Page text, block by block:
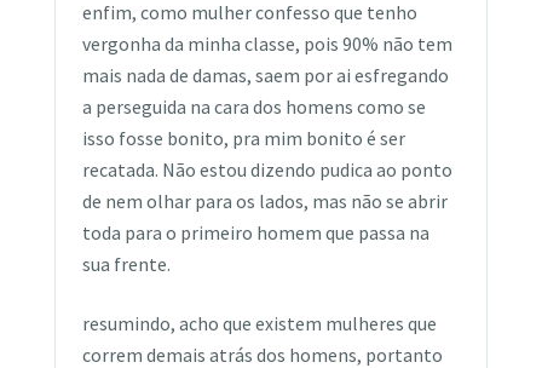
enfim, como mulher confesso que tenho
vergonha da minha classe, pois 90% não tem
mais nada de damas, saem por ai esfregando
a perseguida na cara dos homens como se
isso fosse bonito, pra mim bonito é ser
recatada. Não estou dizendo pudica ao ponto
de nem olhar para os lados, mas não se abrir
toda para o primeiro homem que passa na
sua frente.
resumindo, acho que existem mulheres que
correm demais atrás dos homens, portanto